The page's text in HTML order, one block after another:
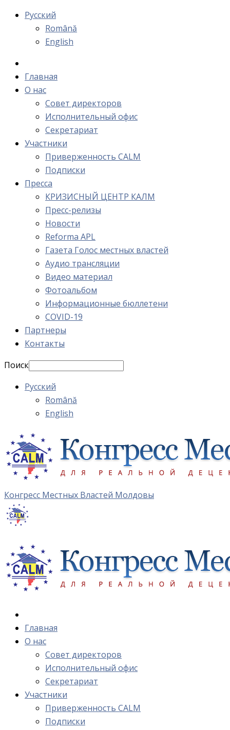
Русский
Română
English
Главная
О нас
Cовет директоров
Исполнительный офис
Cекретариат
Участники
Приверженность CALM
Подписки
Пресса
КРИЗИСНЫЙ ЦЕНТР КАЛМ
Пресс-релизы
Новости
Reforma APL
Газета Голос местных властей
Аудио трансляции
Видео материал
Фотоальбом
Информационные бюллетени
COVID-19
Партнеры
Контакты
Поиск
Русский
Română
English
Конгресс Местных Властей Молдовы
Главная
О нас
Cовет директоров
Исполнительный офис
Cекретариат
Участники
Приверженность CALM
Подписки